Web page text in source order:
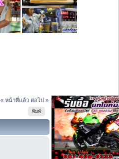
« หน้าที่แล้ว ต่อไป »
พิมพ์